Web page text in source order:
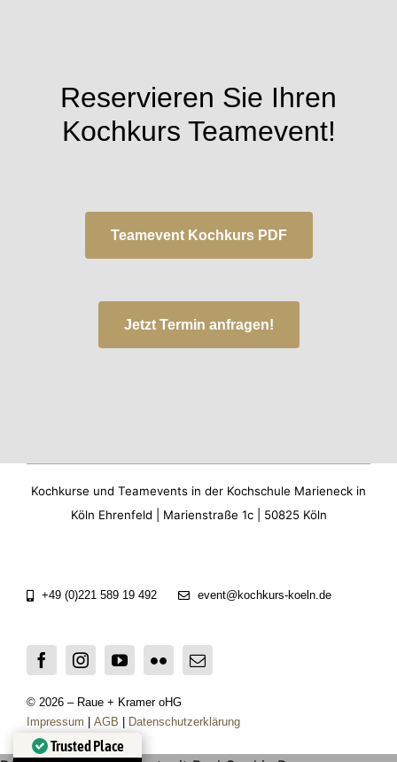
Reservieren Sie Ihren
Kochkurs Teamevent!
Teamevent Kochkurs PDF
Jetzt Termin anfragen!
Kochkurse und Teamevents in der Kochschule Marieneck in
Köln Ehrenfeld | Marienstraße 1c | 50825 Köln
+49 (0)221 589 19 492 event@kochkurs-koeln.de
© 2026 – Raue + Kramer oHG
Impressum
AGB Datenschutzerklärung
Trusted Place